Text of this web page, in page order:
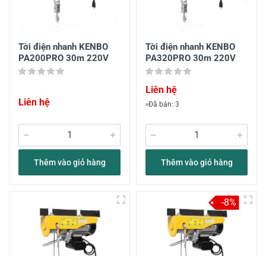
Tời điện nhanh KENBO
PA200PRO 30m 220V
Liên hệ
Thêm vào giỏ hàng
Tời điện nhanh KENBO
PA320PRO 30m 220V
Liên hệ
Đã bán: 3
Thêm vào giỏ hàng
-8%